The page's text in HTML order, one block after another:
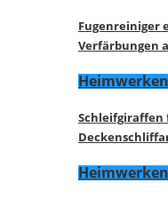
Fugenreiniger
Verfärbungen
Heimwerken
Schleifgiraffen
Heimwerken